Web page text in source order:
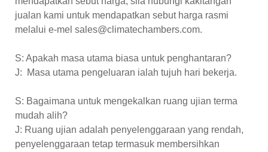
jualan kami untuk mendapatkan sebut harga rasmi
melalui e-mel sales@climatechambers.com.
S: Apakah masa utama biasa untuk penghantaran?
J: Masa utama pengeluaran ialah tujuh hari bekerja.
S: Bagaimana untuk mengekalkan ruang ujian terma
mudah alih?
J: Ruang ujian adalah penyelenggaraan yang rendah,
penyelenggaraan tetap termasuk membersihkan